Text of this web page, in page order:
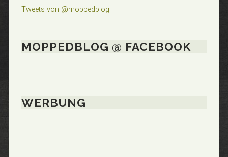
Tweets von @moppedblog
MOPPEDBLOG @ FACEBOOK
WERBUNG